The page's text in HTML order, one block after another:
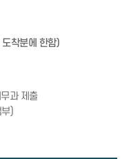
착분에 한함)
과 제출
)